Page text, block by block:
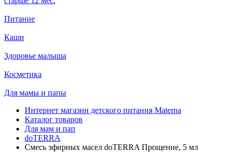
Питание
Каши
Здоровье малыша
Косметика
Для мамы и папы
Интернет магазин детского питания Materna
Каталог товаров
Для мам и пап
doTERRA
Смесь эфирных масел doTERRA Прощение, 5 мл